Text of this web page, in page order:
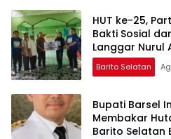
HUT ke-25,
Bakti Sosial
Langgar Nurul
Barito Selatan
Bupati Barsel
Membakar
Barito Selatan